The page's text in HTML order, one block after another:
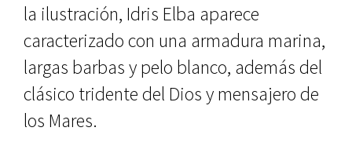
la ilustración, Idris Elba aparece
caracterizado con una armadura marina,
largas barbas y pelo blanco, además del
clásico tridente del Dios y mensajero de
los Mares.